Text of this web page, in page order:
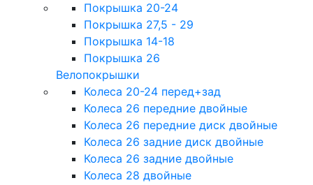
Покрышка 20-24
Покрышка 27,5 - 29
Покрышка 14-18
Покрышка 26
Велопокрышки
Колеса 20-24 перед+зад
Колеса 26 передние двойные
Колеса 26 передние диск двойные
Колеса 26 задние диск двойные
Колеса 26 задние двойные
Колеса 28 двойные